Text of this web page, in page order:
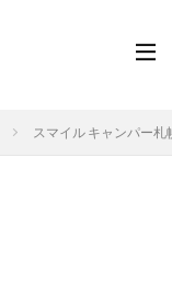
スマイル キャンパー札